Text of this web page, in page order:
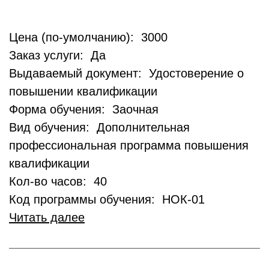
Цена (по-умолчанию): 3000
Заказ услуги: Да
Выдаваемый документ: Удостоверение о
повышении квалификации
Форма обучения: Заочная
Вид обучения: Дополнительная
профессиональная программа повышения
квалификации
Кол-во часов: 40
Код программы обучения: НОК-01
Читать далее